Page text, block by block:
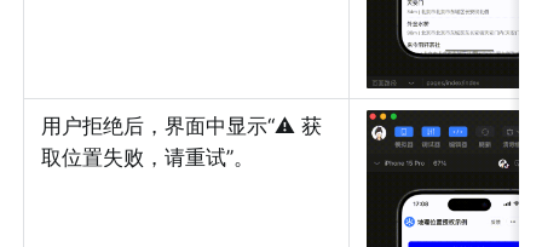
用户拒绝后，界面中显示“⚠️ 获
取位置失败，请重试”。